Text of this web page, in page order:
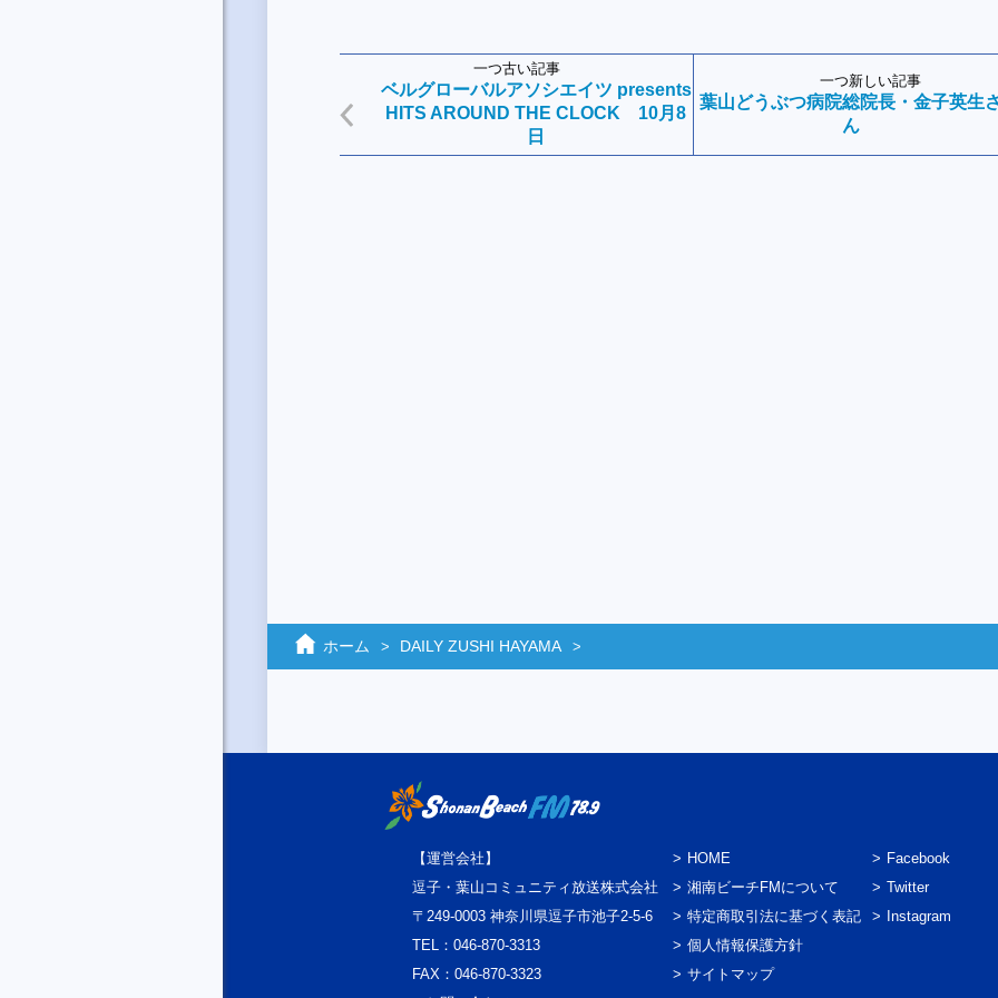
一つ古い記事
ベルグローバルアソシエイツ presents
HITS AROUND THE CLOCK 10月8
日
一つ新しい記事
葉山どうぶつ病院総院長・金子英生
ん
ホーム DAILY ZUSHI HAYAMA
【運営会社】
逗子・葉山コミュニティ放送株式会社
〒249-0003 神奈川県逗子市池子2-5-6
TEL：046-870-3313
FAX：046-870-3323
HOME
湘南ビーチFMについて
特定商取引法に基づく表記
個人情報保護方針
サイトマップ
Facebook
Twitter
Instagram